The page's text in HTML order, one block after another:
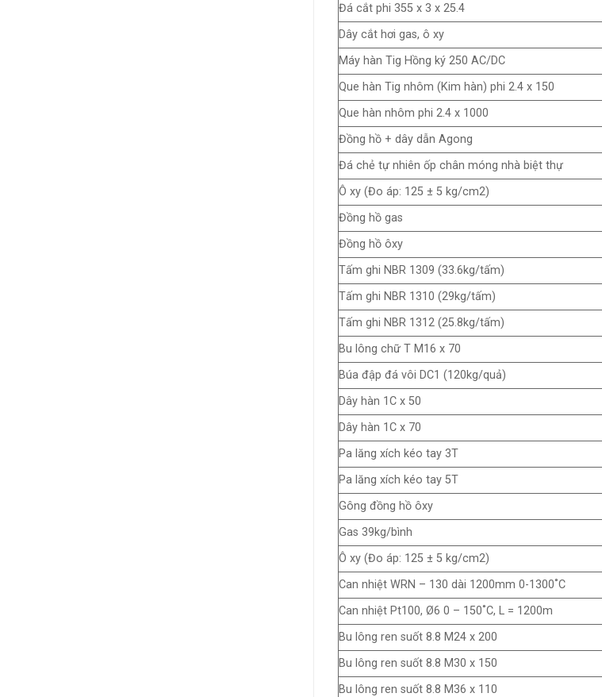
Đá cắt phi 355 x 3 x 25.4
Dây cắt hơi gas, ô xy
Máy hàn Tig Hồng ký 250 AC/DC
Que hàn Tig nhôm (Kim hàn) phi 2.4 x 150
Que hàn nhôm phi 2.4 x 1000
Đồng hồ + dây dẫn Agong
Đá chẻ tự nhiên ốp chân móng nhà biệt thự
Ô xy (Đo áp: 125 ± 5 kg/cm2)
Đồng hồ gas
Đồng hồ ôxy
Tấm ghi NBR 1309 (33.6kg/tấm)
Tấm ghi NBR 1310 (29kg/tấm)
Tấm ghi NBR 1312 (25.8kg/tấm)
Bu lông chữ T M16 x 70
Búa đập đá vôi DC1 (120kg/quả)
Dây hàn 1C x 50
Dây hàn 1C x 70
Pa lăng xích kéo tay 3T
Pa lăng xích kéo tay 5T
Gông đồng hồ ôxy
Gas 39kg/bình
Ô xy (Đo áp: 125 ± 5 kg/cm2)
Can nhiệt WRN – 130 dài 1200mm 0-1300˚C
Can nhiệt Pt100, Ø6 0 – 150˚C, L = 1200m
Bu lông ren suốt 8.8 M24 x 200
Bu lông ren suốt 8.8 M30 x 150
Bu lông ren suốt 8.8 M36 x 110